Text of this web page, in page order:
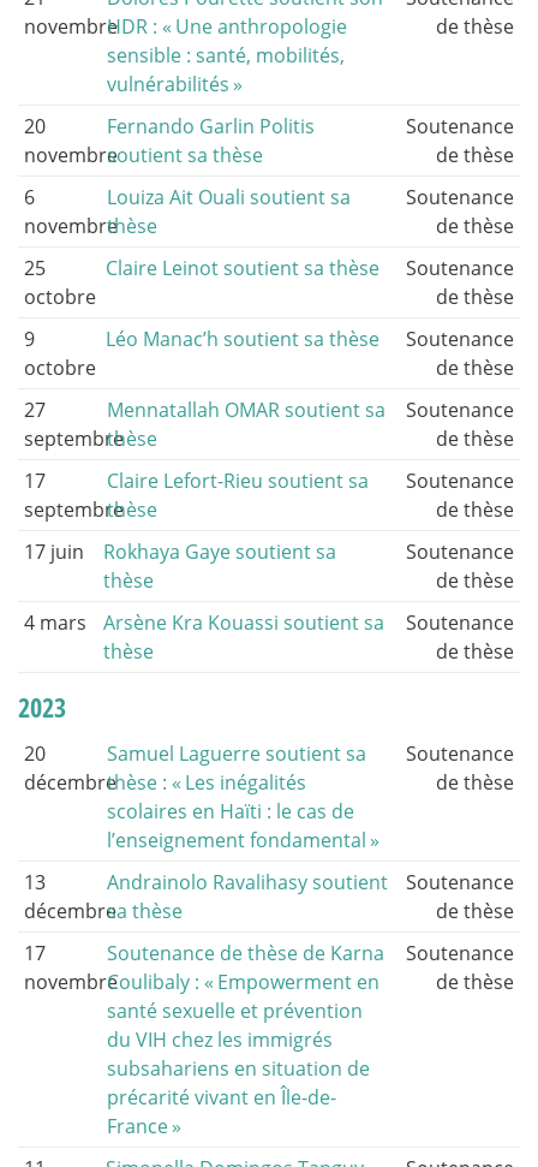
novembreHDR : « Une anthropologie
sensible : santé, mobilités,
vulnérabilités »
de thèse
20
novembre
Fernando Garlin Politis
soutient sa thèse
Soutenance
de thèse
6
novembre
Louiza Ait Ouali soutient sa
thèse
Soutenance
de thèse
25
octobre
Claire Leinot soutient sa thèse
Soutenance
de thèse
9
octobre
Léo Manac’h soutient sa thèse
Soutenance
de thèse
27
septembre
Mennatallah OMAR soutient sa
thèse
Soutenance
de thèse
17
septembre
Claire Lefort-Rieu soutient sa
thèse
Soutenance
de thèse
17 juin
Rokhaya Gaye soutient sa
thèse
Soutenance
de thèse
4 mars
Arsène Kra Kouassi soutient sa
thèse
Soutenance
de thèse
2023
20
décembre
Samuel Laguerre soutient sa
thèse : « Les inégalités
scolaires en Haïti : le cas de
l’enseignement fondamental »
Soutenance
de thèse
13
décembre
Andrainolo Ravalihasy soutient
sa thèse
Soutenance
de thèse
17
novembre
Soutenance de thèse de Karna
Coulibaly : « Empowerment en
santé sexuelle et prévention
du VIH chez les immigrés
subsahariens en situation de
précarité vivant en Île-de-
France»
Soutenance
de thèse